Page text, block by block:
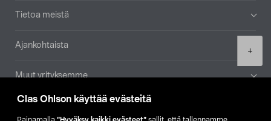
Clas Ohlson käyttää evästeitä
+
Tietoa meistä
Ajankohtaista
Muut yrityksemme
Etsi myymälä